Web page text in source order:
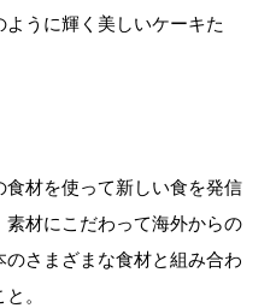
うに輝く美しいケーキた
材を使って新しい食を発信
材にこだわって海外からの
さまざまな食材と組み合わ
。